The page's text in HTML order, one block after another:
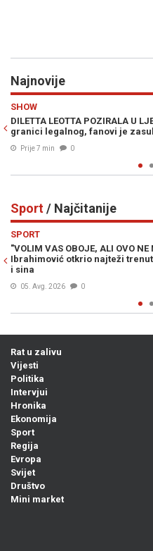
Najnovije
IZDANJU: Ovo je na
komplimentima (FOTO)
Sport/ Najčitanije
NE MOGU PODNIJETI": Zlatan
u životu i kako je napustio
Rat u zalivu
Vijesti
Politika
Intervjui
Hronika
Ekonomija
Sport
Regija
Evropa
Svijet
Društvo
Mini market